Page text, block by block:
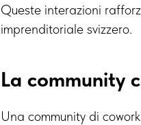
Queste interazioni
imprenditoriale svizzero.
La community
Una community di